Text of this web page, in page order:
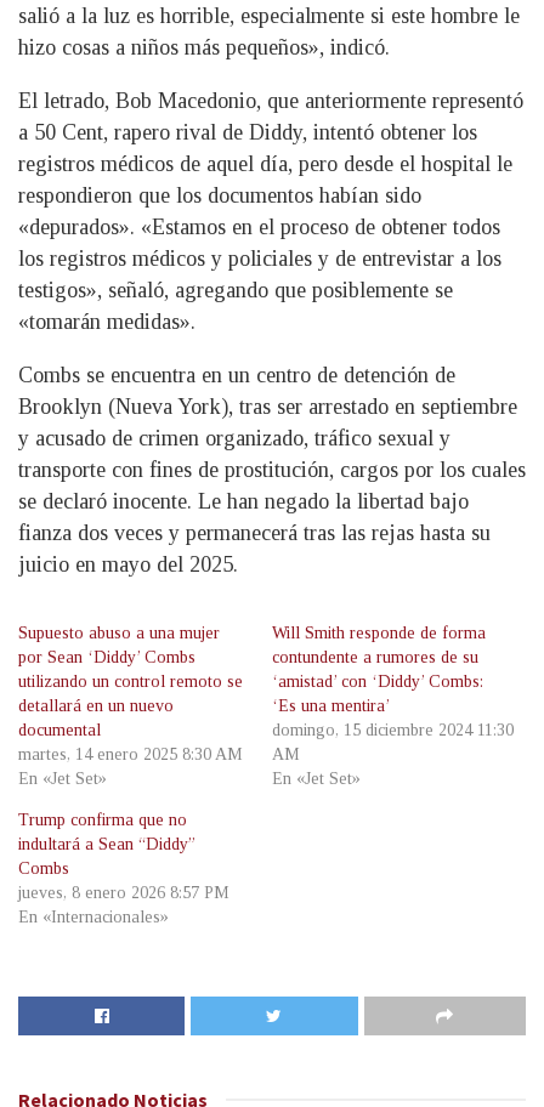
salió a la luz es horrible, especialmente si este hombre le
hizo cosas a niños más pequeños», indicó.
El letrado, Bob Macedonio, que anteriormente representó
a 50 Cent, rapero rival de Diddy, intentó obtener los
registros médicos de aquel día, pero desde el hospital le
respondieron que los documentos habían sido
«depurados». «Estamos en el proceso de obtener todos
los registros médicos y policiales y de entrevistar a los
testigos», señaló, agregando que posiblemente se
«tomarán medidas».
Combs se encuentra en un centro de detención de
Brooklyn (Nueva York), tras ser arrestado en septiembre
y acusado de crimen organizado, tráfico sexual y
transporte con fines de prostitución, cargos por los cuales
se declaró inocente. Le han negado la libertad bajo
fianza dos veces y permanecerá tras las rejas hasta su
juicio en mayo del 2025.
Supuesto abuso a una mujer
por Sean ‘Diddy’ Combs
utilizando un control remoto se
detallará en un nuevo
documental
martes, 14 enero 2025 8:30 AM
En «Jet Set»
Will Smith responde de forma
contundente a rumores de su
‘amistad’ con ‘Diddy’ Combs:
‘Es una mentira’
domingo, 15 diciembre 2024 11:30
AM
En «Jet Set»
Trump confirma que no
indultará a Sean “Diddy”
Combs
jueves, 8 enero 2026 8:57 PM
En «Internacionales»
Relacionado Noticias